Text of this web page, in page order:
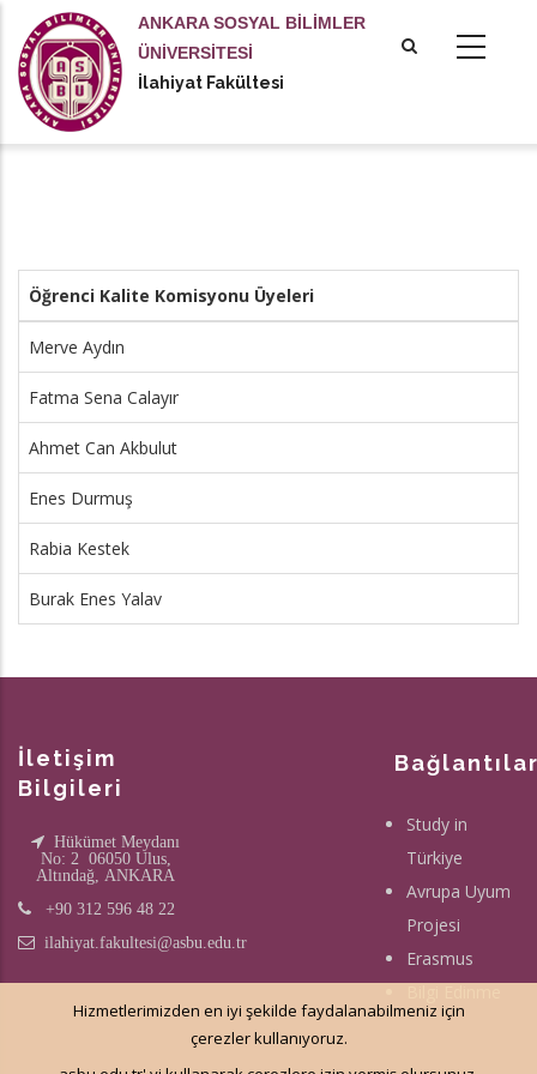
içeriğe
atla
ANKARA SOSYAL BİLİMLER
ÜNİVERSİTESİ
İlahiyat Fakültesi
Öğrenci Kalite Komisyonu Üyeleri
Merve Aydın
Fatma Sena Calayır
Ahmet Can Akbulut
Enes Durmuş
Rabia Kestek
Burak Enes Yalav
İletişim
Bilgileri
Hükümet Meydanı
No: 2 06050 Ulus,
Altındağ, ANKARA
+90 312 596 48 22
ilahiyat.fakultesi@asbu.edu.tr
Study in
Türkiye
Avrupa Uyum
Projesi
Erasmus
Hizmetlerimizden en iyi şekilde faydalanabilmeniz için
çerezler kullanıyoruz.